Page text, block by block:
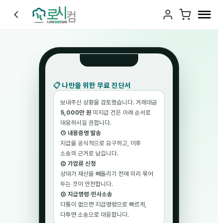
📋 나만을 위한 무료 진단서
보내주신 상황을 검토했습니다. 거래대금
5,000만 원 미지급 건은 아래 순서로
대응하시길 권합니다.
① 내용증명 발송
지급을 공식적으로 요구하고, 이후
소송의 근거로 남깁니다.
② 가압류 신청
상대가 재산을 빼돌리기 전에 미리 묶어
두는 것이 안전합니다.
③ 지급명령·민사소송
다툼이 없으면 지급명령으로 빠르게,
다투면 소송으로 대응합니다.
🔒
비공개 진단 결과
공개되지 않아요.
나만 볼 수 있어요.
공개 게시판에 노출되지 않아요
마이페이지에서 나만 안전하게 확인
언제든 다시 열어볼 수 있어요